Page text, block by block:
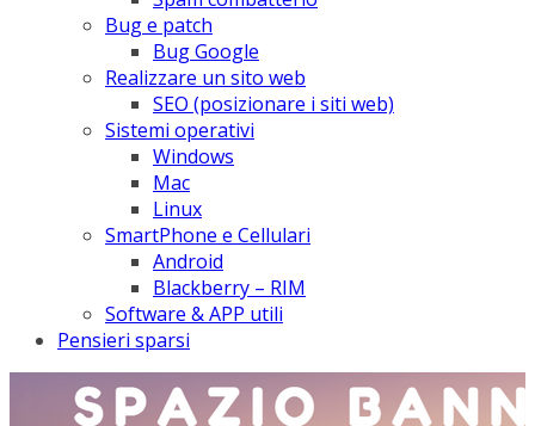
Bug e patch
Bug Google
Realizzare un sito web
SEO (posizionare i siti web)
Sistemi operativi
Windows
Mac
Linux
SmartPhone e Cellulari
Android
Blackberry – RIM
Software & APP utili
Pensieri sparsi